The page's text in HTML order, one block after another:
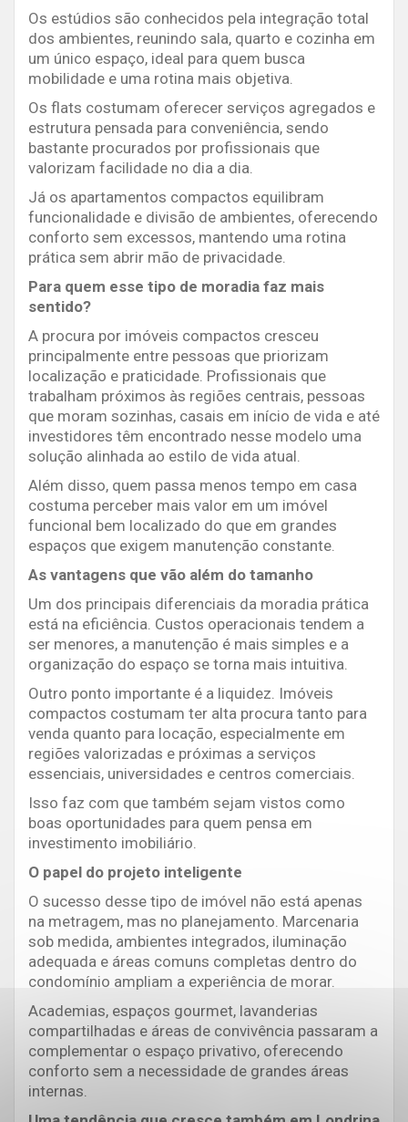
Os estúdios são conhecidos pela integração total
dos ambientes, reunindo sala, quarto e cozinha em
um único espaço, ideal para quem busca
mobilidade e uma rotina mais objetiva.
Os flats costumam oferecer serviços agregados e
estrutura pensada para conveniência, sendo
bastante procurados por profissionais que
valorizam facilidade no dia a dia.
Já os apartamentos compactos equilibram
funcionalidade e divisão de ambientes, oferecendo
conforto sem excessos, mantendo uma rotina
prática sem abrir mão de privacidade.
Para quem esse tipo de moradia faz mais
sentido?
A procura por imóveis compactos cresceu
principalmente entre pessoas que priorizam
localização e praticidade. Profissionais que
trabalham próximos às regiões centrais, pessoas
que moram sozinhas, casais em início de vida e até
investidores têm encontrado nesse modelo uma
solução alinhada ao estilo de vida atual.
Além disso, quem passa menos tempo em casa
costuma perceber mais valor em um imóvel
funcional bem localizado do que em grandes
espaços que exigem manutenção constante.
As vantagens que vão além do tamanho
Um dos principais diferenciais da moradia prática
está na eficiência. Custos operacionais tendem a
ser menores, a manutenção é mais simples e a
organização do espaço se torna mais intuitiva.
Outro ponto importante é a liquidez. Imóveis
compactos costumam ter alta procura tanto para
venda quanto para locação, especialmente em
regiões valorizadas e próximas a serviços
essenciais, universidades e centros comerciais.
Isso faz com que também sejam vistos como
boas oportunidades para quem pensa em
investimento imobiliário.
O papel do projeto inteligente
O sucesso desse tipo de imóvel não está apenas
na metragem, mas no planejamento. Marcenaria
sob medida, ambientes integrados, iluminação
adequada e áreas comuns completas dentro do
condomínio ampliam a experiência de morar.
Academias, espaços gourmet, lavanderias
compartilhadas e áreas de convivência passaram a
complementar o espaço privativo, oferecendo
conforto sem a necessidade de grandes áreas
internas.